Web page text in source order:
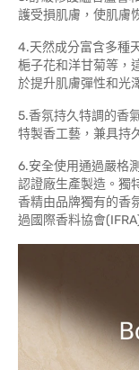
護受損肌膚，使肌膚
4.天然成分富含多種
梔子花和洋甘菊等，
於提升肌膚彈性和光
5.香氛持久特調的香
特製香工藝，兼具持
6.安全使用通過嚴格
認證廠生產製造。獨
香精由品牌獨有的香
過國際香料協會